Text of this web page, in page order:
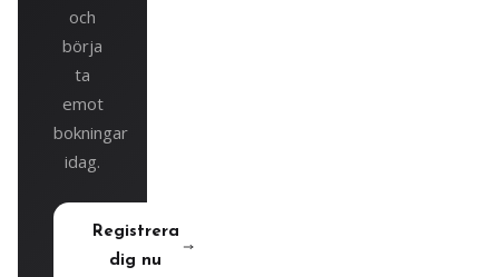
och
börja
ta
emot
bokningar
idag.
Registrera
dig nu